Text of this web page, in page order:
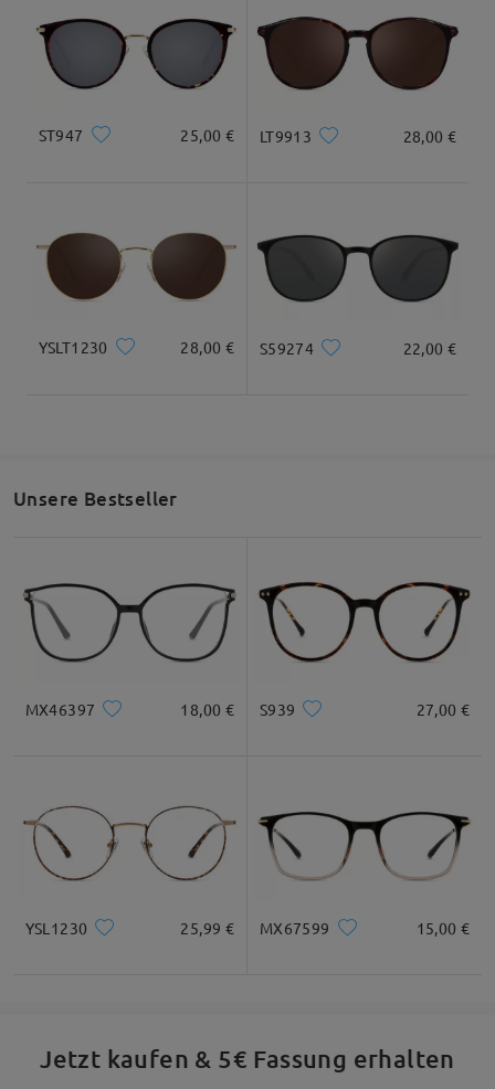
Geliefert
ST947 25,00 € LT9913 28,00 €
YSLT1230 28,00 € S59274 22,00 €
Unsere Bestseller
MX46397 18,00 € S939 27,00 €
YSL1230 25,99 € MX67599 15,00 €
Jetzt kaufen & 5€ Fassung erhalten